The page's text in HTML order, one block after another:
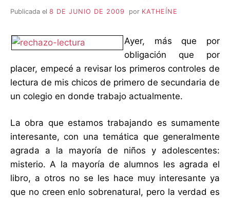
Publicada el 8 DE JUNIO DE 2009 por KATHEÍNE
Ayer, más que por
obligación que por
placer, empecé a revisar los primeros controles de
lectura de mis chicos de primero de secundaria de
un colegio en donde trabajo actualmente.
La obra que estamos trabajando es sumamente
interesante, con una temática que generalmente
agrada a la mayoría de niños y adolescentes:
misterio. A la mayoría de alumnos les agrada el
libro, a otros no se les hace muy interesante ya
que no creen enlo sobrenatural, pero la verdad es